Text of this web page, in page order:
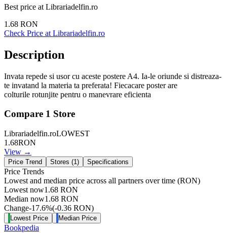
Best price at Librariadelfin.ro
1.68 RON
Check Price at Librariadelfin.ro
Description
Invata repede si usor cu aceste postere A4. Ia-le oriunde si distreaza-
te invatand la materia ta preferata! Fiecacare poster are
colturile rotunjite pentru o manevrare eficienta
Compare 1 Store
Librariadelfin.roLOWEST
1.68RON
View →
Price Trend Stores (1) Specifications
Price Trends
Lowest and median price across all partners over time (RON)
Lowest now1.68 RON
Median now1.68 RON
Change-17.6%(-0.36 RON)
Lowest Price Median Price
Bookpedia